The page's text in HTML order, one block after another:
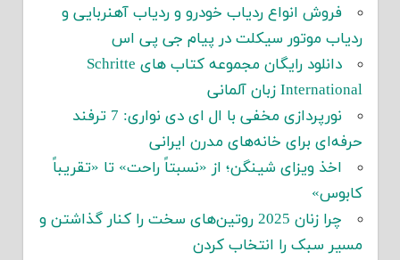
فروش انواع ردیاب خودرو و ردیاب آهنربایی و
ردیاب موتور سیکلت در پیام جی پی اس
دانلود رایگان مجموعه کتاب های Schritte
International زبان آلمانی
نورپردازی مخفی با ال ای دی نواری: 7 ترفند
حرفه‌ای برای خانه‌های مدرن ایرانی
اخذ ویزای شینگن؛ از «نسبتاً راحت» تا «تقریباً
کابوس»
چرا زنان 2025 روتین‌های سخت را کنار گذاشتن و
مسیر سبک را انتخاب کردن